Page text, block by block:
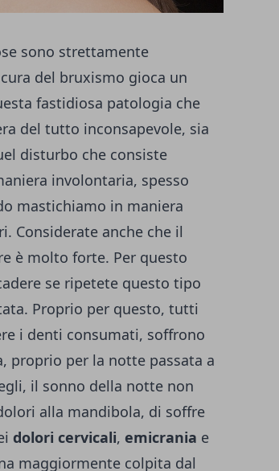
sono strettamente
del bruxismo gioca un
fastidiosa patologia che
del tutto inconsapevole, sia
disturbo che consiste
involontaria, spesso
mastichiamo in maniera
Considerate anche che il
è molto forte. Per questo
se ripetete questo tipo
Proprio per questo, tutti
i denti consumati, soffrono
proprio per la notte passata a
il sonno della notte non
alla mandibola, di soffre
dolori cervicali, emicrania e
maggiormente colpita dal